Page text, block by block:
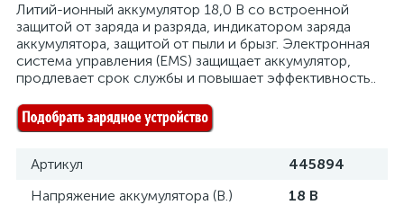
Литий-ионный аккумулятор 18,0 В со встроенной
защитой от заряда и разряда, индикатором заряда
аккумулятора, защитой от пыли и брызг. Электронная
система управления (EMS) защищает аккумулятор,
продлевает срок службы и повышает эффективность..
Артикул
445894
Напряжение аккумулятора (В.)
18 В